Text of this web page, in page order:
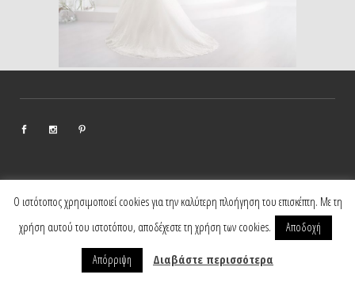
Copyright © 2018 – 2026, Elizabeth Bridal
Ο ιστότοπος χρησιμοποιεί cookies για την καλύτερη πλοήγηση του επισκέπτη. Με τη
χρήση αυτού του ιστοτόπου, αποδέχεστε τη χρήση των cookies.
Αποδοχή
Απόρριψη Διαβάστε περισσότερα